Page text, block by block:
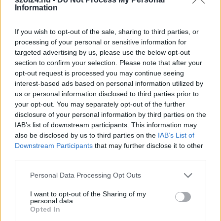
Information
If you wish to opt-out of the sale, sharing to third parties, or
processing of your personal or sensitive information for
targeted advertising by us, please use the below opt-out
section to confirm your selection. Please note that after your
opt-out request is processed you may continue seeing
interest-based ads based on personal information utilized by
us or personal information disclosed to third parties prior to
your opt-out. You may separately opt-out of the further
disclosure of your personal information by third parties on the
IAB’s list of downstream participants. This information may
also be disclosed by us to third parties on the IAB’s List of
Downstream Participants that may further disclose it to other
Please note that this website/app uses one or more Google
not limited to your visit or usage behaviour. You may click to
grant or deny consent to Google and its third-party tags to
use your data for below specified purposes in below Google
Personal Data Processing Opt Outs
I want to opt-out of the Sharing of my
personal data.
Opted In
szeretnek, és amelyet sokan ma is próbálnak otthon
újraalkotni....
Szolnok
2026.08.07. Horváth Zsolt